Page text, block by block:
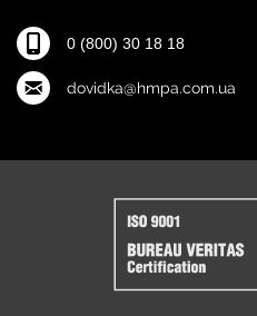
0 (800) 30 18 18
dovidka@hmpa.com.ua